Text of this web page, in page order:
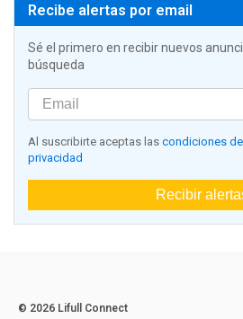
Recibe alertas por email
Sé el primero en recibir nuevos
búsqueda
Al suscribirte aceptas las condiciones
privacidad
Recibir
© 2026 Lifull Connect